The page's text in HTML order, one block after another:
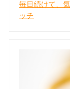
毎日続けて、
ッチ